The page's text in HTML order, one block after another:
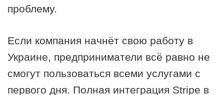
проблему.
Если компания начнёт свою работу в
Украине, предприниматели всё равно не
смогут пользоваться всеми услугами с
первого дня. Полная интеграция Stripe в